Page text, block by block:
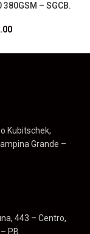
380GSM – SGCB.
Kubitschek,
Grande –
443 – Centro,
PB